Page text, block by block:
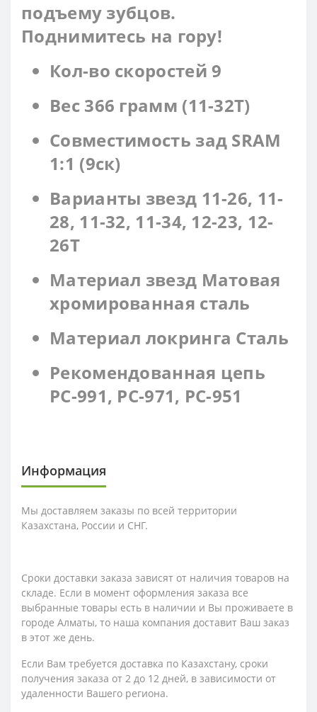
подъему зубцов.
Поднимитесь на гору!
Кол-во скоростей 9
Вес 366 грамм (11-32T)
Совместимость зад SRAM
1:1 (9ск)
Варианты звезд 11-26, 11-
28, 11-32, 11-34, 12-23, 12-
26T
Материал звезд Матовая
хромированная сталь
Материал локринга Сталь
Рекомендованная цепь
PC-991, PC-971, PC-951
Информация
Мы доставляем заказы по всей территории
Казахстана, России и СНГ.
Сроки доставки заказа зависят от наличия товаров на
складе. Если в момент оформления заказа все
выбранные товары есть в наличии и Вы проживаете в
городе Алматы, то наша компания доставит Ваш заказ
в этот же день.
Если Вам требуется доставка по Казахстану, сроки
получения заказа от 2 до 12 дней, в зависимости от
удаленности Вашего региона.